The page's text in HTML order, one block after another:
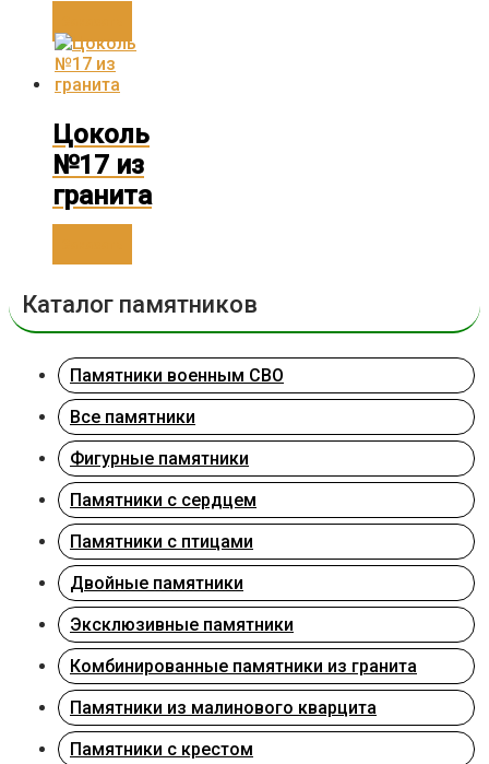
Цоколь
№17 из
гранита
Каталог памятников
Памятники военным СВО
Все памятники
Фигурные памятники
Памятники с сердцем
Памятники с птицами
Двойные памятники
Эксклюзивные памятники
Комбинированные памятники из гранита
Памятники из малинового кварцита
Памятники с крестом